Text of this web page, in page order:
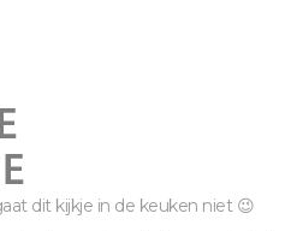
dit kijkje in de keuken niet 😉